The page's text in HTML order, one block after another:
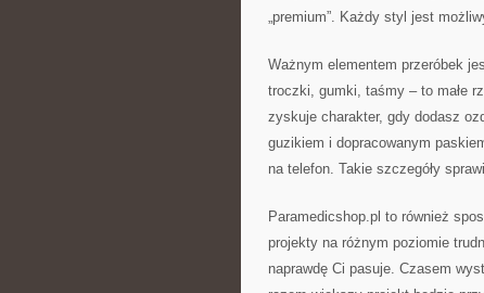
„premium”. Każdy styl jest
Ważnym elementem przeróbek
troczki, gumki, taśmy – to małe
zyskuje charakter, gdy dodasz
guzikiem i dopracowanym
na telefon. Takie szczegóły
Paramedicshop.pl to również
projekty na różnym poziomie
naprawdę Ci pasuje. Czasem